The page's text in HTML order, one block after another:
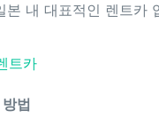
본 내 대표적인 렌트카
트카
법